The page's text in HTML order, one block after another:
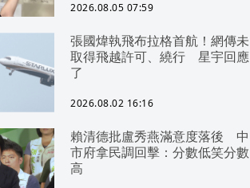
2026.08.05 07:59
張國煒執飛布拉格首航！網傳未
取得飛越許可、繞行 星宇回應
了
2026.08.02 16:16
賴清德批盧秀燕滿意度落後 中
市府拿民調回擊：分數低笑分數
高